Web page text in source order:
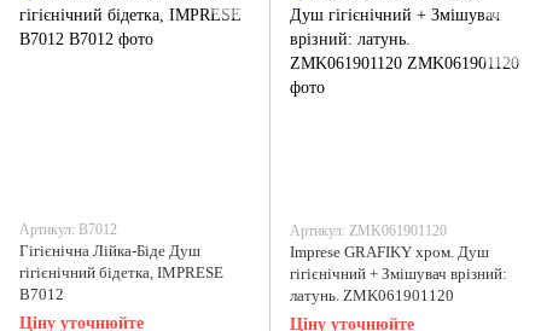
Артикул: B7012
Гігієнічна Лійка-Біде Душ
гігієнічний бідетка, IMPRESE
B7012
Ціну уточнюйте
Артикул: ZMK061901120
Imprese GRAFIKY хром. Душ
гігієнічний + Змішувач врізний:
латунь. ZMK061901120
Ціну уточнюйте